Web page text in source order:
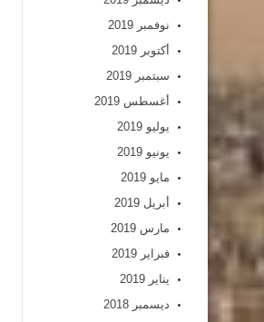
نوفمبر 2019
أكتوبر 2019
سبتمبر 2019
أغسطس 2019
يوليو 2019
يونيو 2019
مايو 2019
أبريل 2019
مارس 2019
فبراير 2019
يناير 2019
ديسمبر 2018